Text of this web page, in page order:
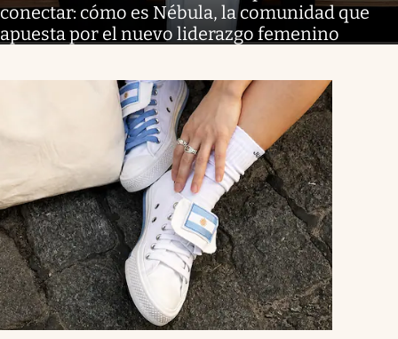
conectar: cómo es Nébula, la comunidad que
apuesta por el nuevo liderazgo femenino